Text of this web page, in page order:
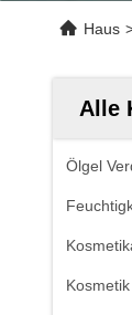
Haus
Alle
Ölgel